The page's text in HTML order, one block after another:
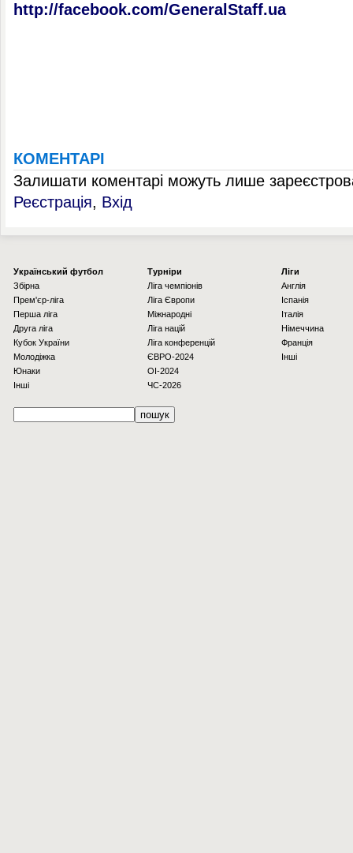
http://facebook.com/GeneralStaff.ua
КОМЕНТАРІ
Залишати коментарі можуть лише
Реєстрація, Вхід
Українcький футбол
Збірна
Прем'єр-ліга
Перша ліга
Друга ліга
Кубок України
Молодіжка
Юнаки
Інші
Турніри
Ліга чемпіонів
Ліга Європи
Міжнародні
Ліга націй
Ліга конференцій
ЄВРО-2024
OI-2024
ЧС-2026
Ліги
Англія
Іспанія
Італія
Німеччина
Франція
Інші